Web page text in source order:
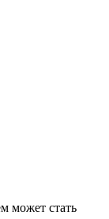
может стать